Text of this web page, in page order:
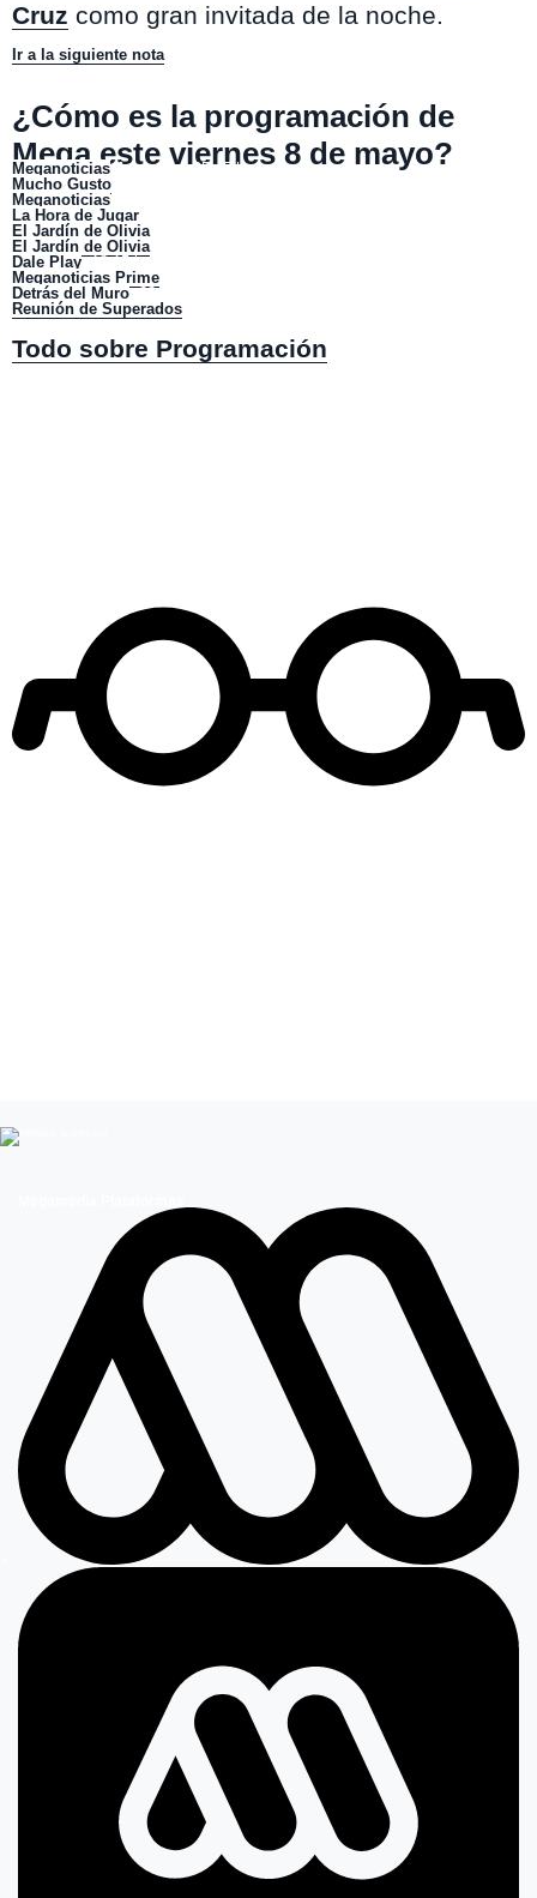
Cruz como gran invitada de la noche.
Ir a la siguiente nota
¿Cómo es la programación de
Mega este viernes 8 de mayo?
MeganoticiasAmanece : 05:45 horas.
Mucho Gusto
MeganoticiasAlerta
La Hora de Jugar
El Jardín de Olivia(lo mejor)
El Jardín de Olivia: 17:30 horas.
Dale Play: 18:15 horas.
Meganoticias Prime
Detrás del Muro: 22:10 horas.
Reunión de Superados
Todo sobre Programación